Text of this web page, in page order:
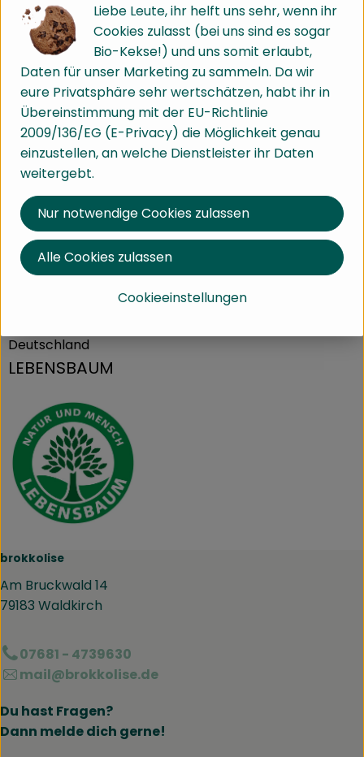
Info
aus Anis, Kümmel, Fenchel und Lavendel
Produktinformationen
Nährwert-Info
Herkunft
Hersteller: LEB
Deutschland
LEBENSBAUM
brokkolise
Am Bruckwald 14
79183 Waldkirch
07681 - 4739630
mail@brokkolise.de
Du hast Fragen?
Dann melde dich gerne!
Liebe Leute, ihr helft uns sehr, wenn ihr
Cookies zulasst (bei uns sind es sogar
Bio-Kekse!) und uns somit erlaubt,
Daten für unser Marketing zu sammeln. Da wir
eure Privatsphäre sehr wertschätzen, habt ihr in
Übereinstimmung mit der EU-Richtlinie
2009/136/EG (E-Privacy) die Möglichkeit genau
einzustellen, an welche Dienstleister ihr Daten
weitergebt.
Cookieeinstellungen
Nur notwendige Cookies zulassen
Alle Cookies zulassen